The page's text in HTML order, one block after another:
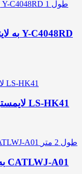
کی وی ام سوئیچ 4 پورت HDMI لایمستون LS-HK41